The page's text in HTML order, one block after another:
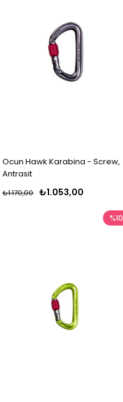
Ocun Hawk Karabina - Screw,
Antrasit
₺1.053,00
₺1.170,00
%10